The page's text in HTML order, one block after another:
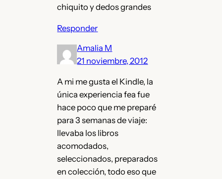
chiquito y dedos grandes
Responder
Amalia M
21 noviembre, 2012
A mi me gusta el Kindle, la
única experiencia fea fue
hace poco que me preparé
para 3 semanas de viaje:
llevaba los libros
acomodados,
seleccionados, preparados
en colección, todo eso que